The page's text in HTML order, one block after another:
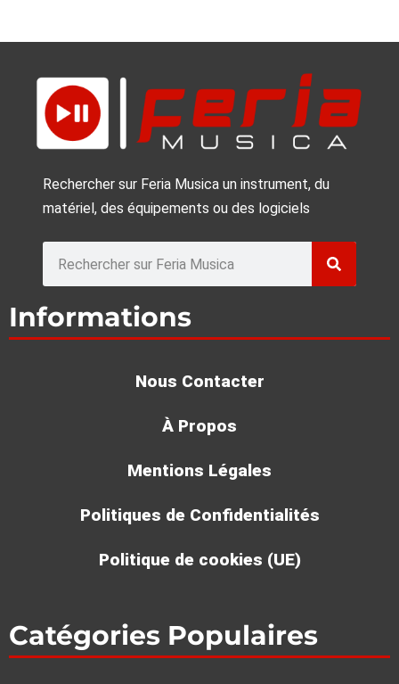
Rechercher sur Feria Musica un instrument, du
matériel, des équipements ou des logiciels
Informations
Nous Contacter
À Propos
Mentions Légales
Politiques de Confidentialités
Politique de cookies (UE)
Catégories Populaires